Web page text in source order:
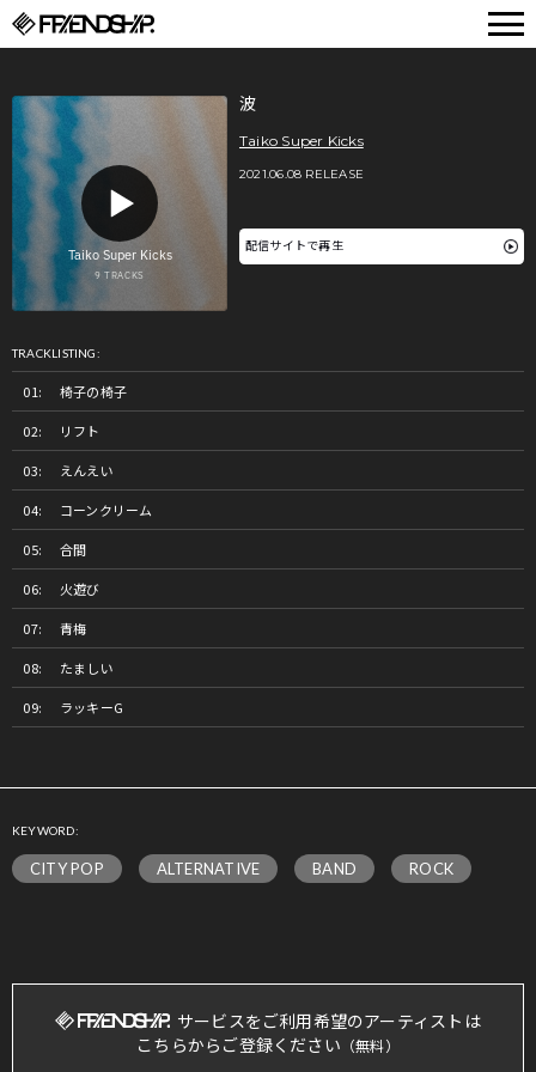
波
Taiko Super Kicks
2021.06.08 RELEASE
配信サイトで再生
TRACKLISTING:
椅子の椅子
リフト
えんえい
コーンクリーム
合間
火遊び
青梅
たましい
ラッキーG
KEYWORD:
CITY POP ALTERNATIVE BAND ROCK
サービスをご利用希望のアーティストは
こちらからご登録ください （無料）